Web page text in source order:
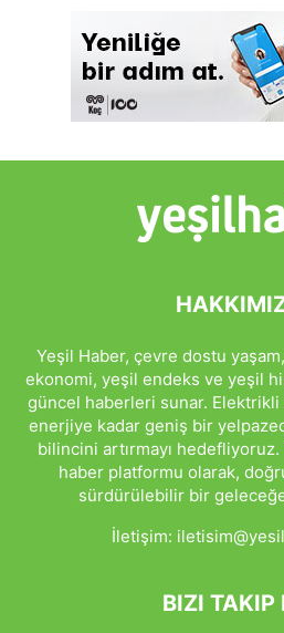
Yeşil Haber, çevre dostu
ekonomi, yeşil endeks ve yeşil
güncel haberleri sunar.
enerjiye kadar geniş bir
bilincini artırmayı
haber platformu olarak,
sürdürülebilir bir geleceğe
İletişim:
BIZI TAKIP